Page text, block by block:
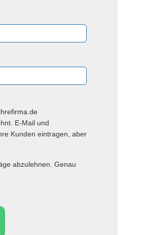
E-Mail und
Kunden eintragen, aber
abzulehnen. Genau